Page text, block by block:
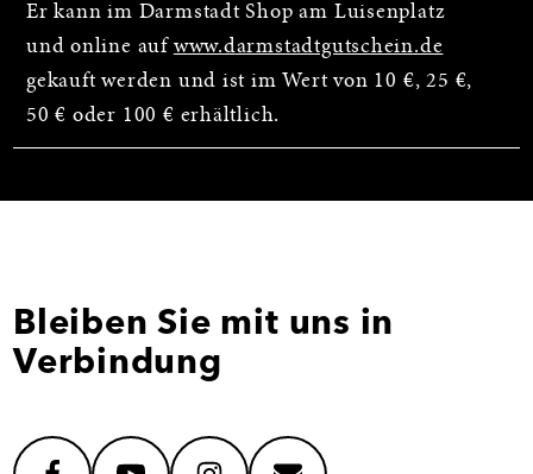
Er kann im Darmstadt Shop am Luisenplatz
und online auf www.darmstadtgutschein.de
gekauft werden und ist im Wert von 10 €, 25 €,
50 € oder 100 € erhältlich.
Bleiben Sie mit uns in
Verbindung